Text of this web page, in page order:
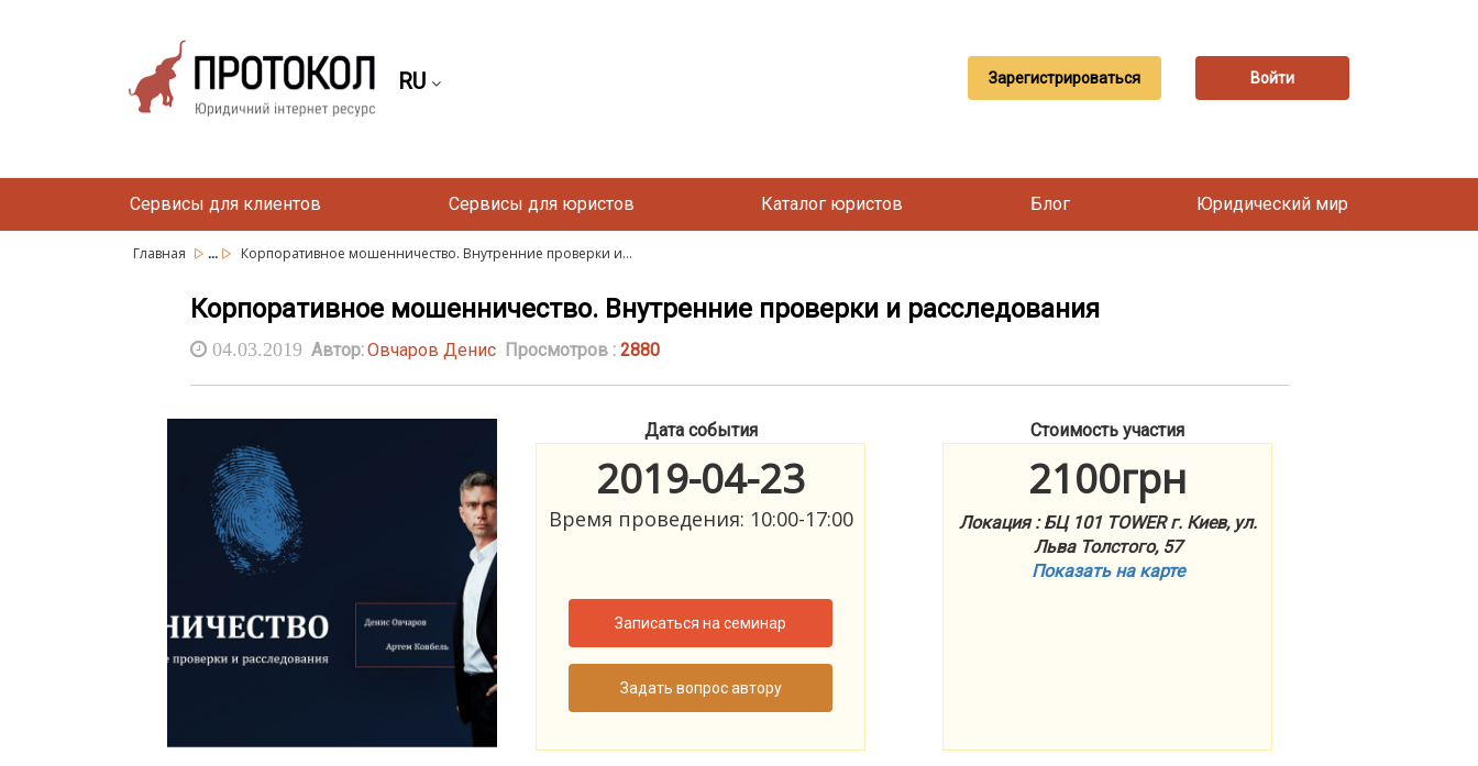
RU Зарегистрироваться Войти
Сервисы для клиентов Сервисы для юристов Каталог юристов Блог Юридический мир
Главная ... Корпоративное мошенничество. Внутренние проверки и...
Корпоративное мошенничество. Внутренние проверки и расследования
04.03.2019 Автор:Овчаров Денис Просмотров : 2880
Дата события
2019-04-23
Время проведения: 10:00-17:00
Записаться на семинар
Задать вопрос автору
Стоимость участия
2100грн
Локация : БЦ 101 TOWER г. Киев, ул.
Льва Толстого, 57
Показать на карте